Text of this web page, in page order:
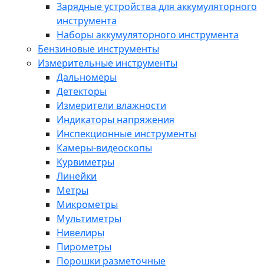
Зарядные устройства для аккумуляторного
инструмента
Наборы аккумуляторного инструмента
Бензиновые инструменты
Измерительные инструменты
Дальномеры
Детекторы
Измерители влажности
Индикаторы напряжения
Инспекционные инструменты
Камеры-видеоскопы
Курвиметры
Линейки
Метры
Микрометры
Мультиметры
Нивелиры
Пирометры
Порошки разметочные